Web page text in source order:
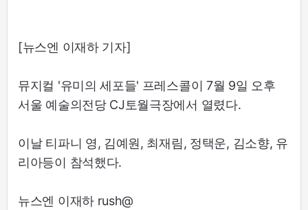
[뉴스엔 이재하 기자]
뮤지컬 '유미의 세포들' 프레스콜이 7월 9일 오후
서울 예술의전당 CJ토월극장에서 열렸다.
이날 티파니 영, 김예원, 최재림, 정택운, 김소향, 유
리아등이 참석했다.
뉴스엔 이재하 rush@